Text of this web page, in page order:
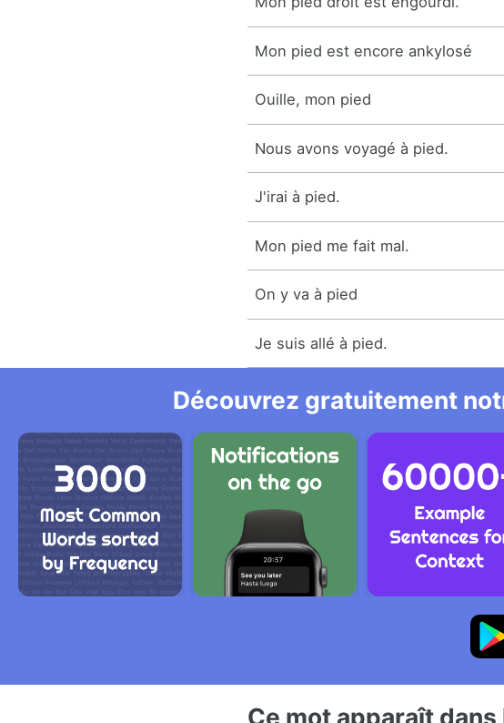
Mon pied est encore ankylosé
Ouille, mon pied
Nous avons voyagé à pied.
J'irai à pied.
Mon pied me fait mal.
On y va à pied
Je suis allé à pied.
Découvrez gratuitement
Ce mot apparaît